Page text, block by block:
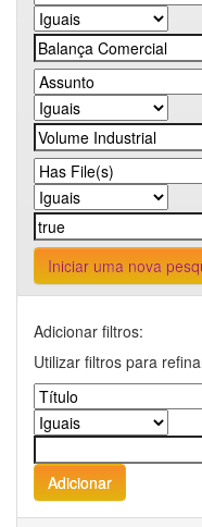
Iniciar uma nova
Adicionar filtros:
Utilizar filtros para